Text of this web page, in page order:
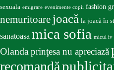
sexuala emigrare evenimente copii fashion
nemuritoare joacă la joacă în
sanatoasa mica sofia micul iv
Olandaprinţesa nu apreciază
recomandă